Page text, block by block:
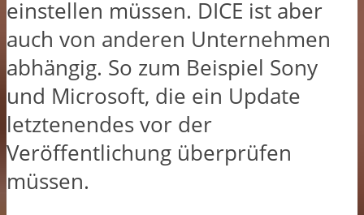
einstellen müssen. DICE ist aber
auch von anderen Unternehmen
abhängig. So zum Beispiel Sony
und Microsoft, die ein Update
letztenendes vor der
Veröffentlichung überprüfen
müssen.